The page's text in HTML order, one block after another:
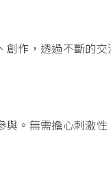
作，透過不斷的
。無需擔心刺激